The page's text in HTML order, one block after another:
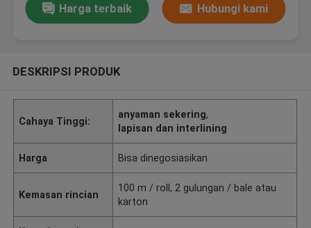
Harga terbaik Hubungi kami
DESKRIPSI PRODUK
Cahaya Tinggi:
anyaman sekering,
lapisan dan interlining
Harga Bisa dinegosiasikan
Kemasan rincian
100 m / roll, 2 gulungan / bale atau
karton